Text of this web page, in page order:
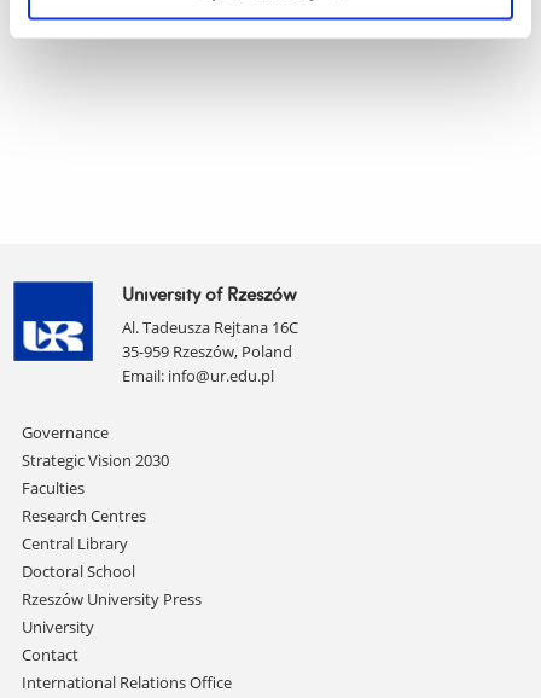
University of Rzeszów
Al. Tadeusza Rejtana 16C
35-959 Rzeszów, Poland
Email: info@ur.edu.pl
Skip
navigation
Governance
Strategic Vision 2030
Faculties
Research Centres
Central Library
Doctoral School
Rzeszów University Press
University
Contact
International Relations Office